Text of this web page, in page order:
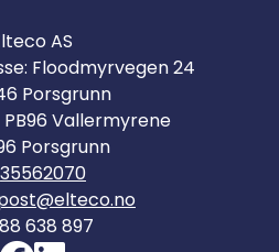
AS
Floodmyrvegen 24
Porsgrunn
PB96 Vallermyrene
Porsgrunn
35562070
638 897